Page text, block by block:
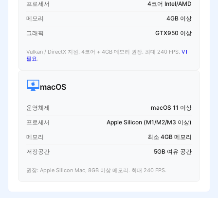
프로세서
4코어 Intel/AMD
메모리
4GB 이상
그래픽
GTX950 이상
Vulkan / DirectX 지원. 4코어 + 4GB 메모리 권장. 최대 240 FPS. VT
필요.
macOS
운영체제
macOS 11 이상
프로세서
Apple Silicon (M1/M2/M3 이상)
메모리
최소 4GB 메모리
저장공간
5GB 여유 공간
권장: Apple Silicon Mac, 8GB 이상 메모리. 최대 240 FPS.